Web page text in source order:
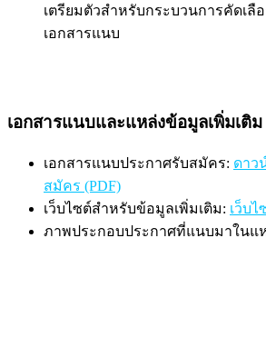
เตรียมตัวสำหรับกระบวนการคัดเลื
เอกสารแนบ
เอกสารแนบและแหล่งข้อมูลเพิ่มเติม
เอกสารแนบประกาศรับสมัคร: ดาว
สมัคร (PDF)
เว็บไซต์สำหรับข้อมูลเพิ่มเติม: เว็บไ
ภาพประกอบประกาศที่แนบมาในแ